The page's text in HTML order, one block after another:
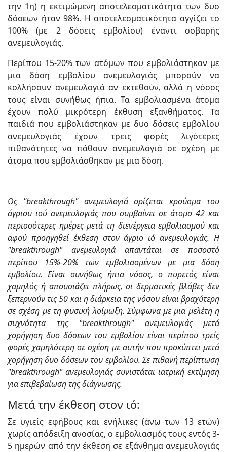
την 1η) η εκτιμώμενη αποτελεσματικότητα των δυο
δόσεων ήταν 98%. Η αποτελεσματικότητα αγγίζει το
100% (με 2 δόσεις εμβολίου) έναντι σοβαρής
ανεμευλογιάς.
Περίπου 15-20% των ατόμων που εμβολιάστηκαν με
μια δόση εμβολίου ανεμευλογιάς μπορούν να
κολλήσουν ανεμευλογιά αν εκτεθούν, αλλά η νόσος
τους είναι συνήθως ήπια. Τα εμβολιασμένα άτομα
έχουν πολύ μικρότερη έκθυση εξανθήματος. Τα
παιδιά που εμβολιάστηκαν με δυο δόσεις εμβολίου
ανεμευλογιάς έχουν τρεις φορές λιγότερες
πιθανότητες να πάθουν ανεμευλογιά σε σχέση με
άτομα που εμβολιάσθηκαν με μια δόση.
Ως "breakthrough" ανεμευλογιά ορίζεται κρούσμα του
άγριου ιού ανεμευλογιάς που συμβαίνει σε άτομο 42 και
περισσότερες ημέρες μετά τη διενέργεια εμβολιασμού και
αφού προηγηθεί έκθεση στον άγριο ιό ανεμευλογιάς. Η
"breakthrough" ανεμευλογιά απαντάται σε ποσοστό
περίπου 15%-20% των εμβολιασμένων με μια δόση
εμβολίου. Είναι συνήθως ήπια νόσος, ο πυρετός είναι
χαμηλός ή απουσιάζει πλήρως, οι δερματικές βλάβες δεν
ξεπερνούν τις 50 και η διάρκεια της νόσου είναι βραχύτερη
σε σχέση με τη φυσική λοίμωξη. Σύμφωνα με μια μελέτη η
συχνότητα της "breakthrough" ανεμευλογιάς μετά
χορήγηση δυο δόσεων του εμβολίου είναι περίπου τρείς
φορές χαμηλότερη σε σχέση με αυτήν που προκύπτει μετά
χορήγηση δυο δόσεων του εμβολίου. Σε πιθανή περίπτωση
"breakthrough" ανεμευλογιάς συνιστάται ιατρική εκτίμηση
για επιβεβαίωση της διάγνωσης.
Μετά την έκθεση στον ιό:
Σε υγιείς εφήβους και ενήλικες (άνω των 13 ετών)
χωρίς απόδειξη ανοσίας, ο εμβολιασμός τους εντός 3-
5 ημερών από την έκθεση σε εξάνθημα ανεμευλογιάς